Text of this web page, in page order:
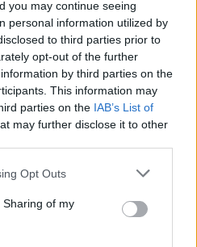
you may continue seeing
personal information utilized by
to third parties prior to
opt-out of the further
by third parties on the
This information may
parties on the IAB’s List of
may further disclose it to other
app uses one or more Google
behaviour. You may click to
and its third-party tags to
purposes in below Google
Opt Outs
of my